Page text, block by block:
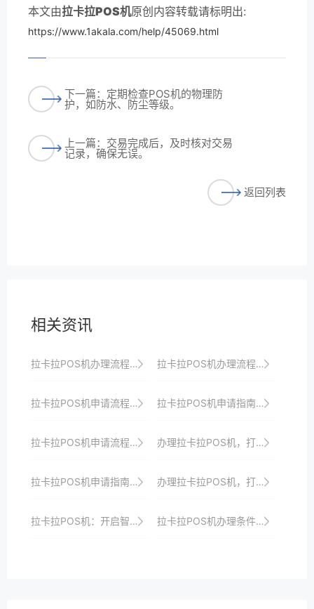
本文由拉卡拉POS机原创内容转载请标明出:
https://www.1akala.com/help/45069.html
下一篇：定期检查POS机的物理防
护，如防水、防尘等级。
上一篇：交易完成后，及时核对交易
记录，确保无误。
返回列表
相关资讯
拉卡拉POS机办理流程优化：更快更便捷地开启收银之旅以满足商家快速响应市场需求并实现数字化转型与升级目标 拉卡拉POS机办理流程优化：更快更便捷地开启收银之旅，助力商家快速发展与成长壮大
拉卡拉POS机申请流程：线上申请的优势 拉卡拉POS机申请指南：如何选择最适合自己的支付方案
拉卡拉POS机申请流程优化策略分享，提升商户支付效率与体验 办理拉卡拉POS机，打造高效收银系统
拉卡拉POS机申请指南：如何借助支付技术实现商户数字化转型 办理拉卡拉POS机，打造智能化收银新时代
拉卡拉POS机：开启智慧支付的新时代 拉卡拉POS机办理条件与所需材料解析：一站式服务助你快速接入支付市场并享受优惠政策与全方位支持